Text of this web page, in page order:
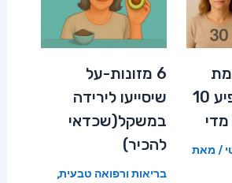
לקמטים להופיע 10
/ מאת
6 מזונות-על
שיסייעו לירידה
במשקל(שכדאי
להכיר)
בריאות ורפואה טבעית,